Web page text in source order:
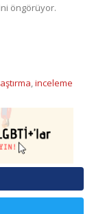
öngörüyor.
,inceleme